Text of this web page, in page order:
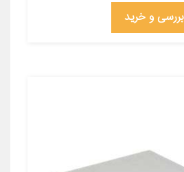
بررسی و خرید